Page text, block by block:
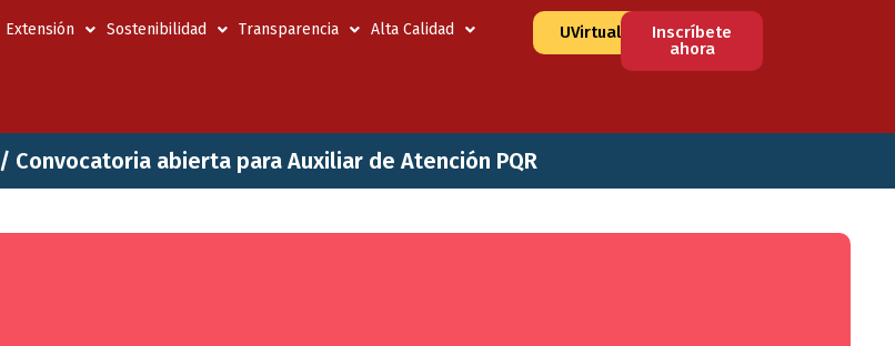
Extensión Sostenibilidad Transparencia
Alta Calidad
UVirtual
Inscríbete
ahora
/ Convocatoria abierta para Auxiliar de Atención PQR